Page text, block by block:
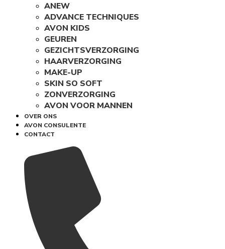
ANEW
ADVANCE TECHNIQUES
AVON KIDS
GEUREN
GEZICHTSVERZORGING
HAARVERZORGING
MAKE-UP
SKIN SO SOFT
ZONVERZORGING
AVON VOOR MANNEN
OVER ONS
AVON CONSULENTE
CONTACT